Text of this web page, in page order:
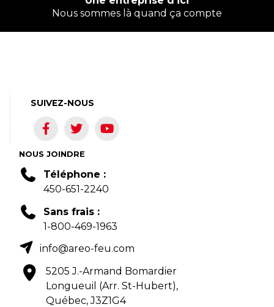
Nous sommes là quand ça compte
NOUS JOINDRE
Téléphone :
450-651-2240
Sans frais :
1-800-469-1963
info@areo-feu.com
5205 J.-Armand Bomardier
Longueuil (Arr. St-Hubert),
Québec, J3Z1G4
SUIVEZ-NOUS